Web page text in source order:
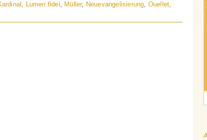
, Lumen fidei, Müller, Neuevangelisierung, Ouellet,